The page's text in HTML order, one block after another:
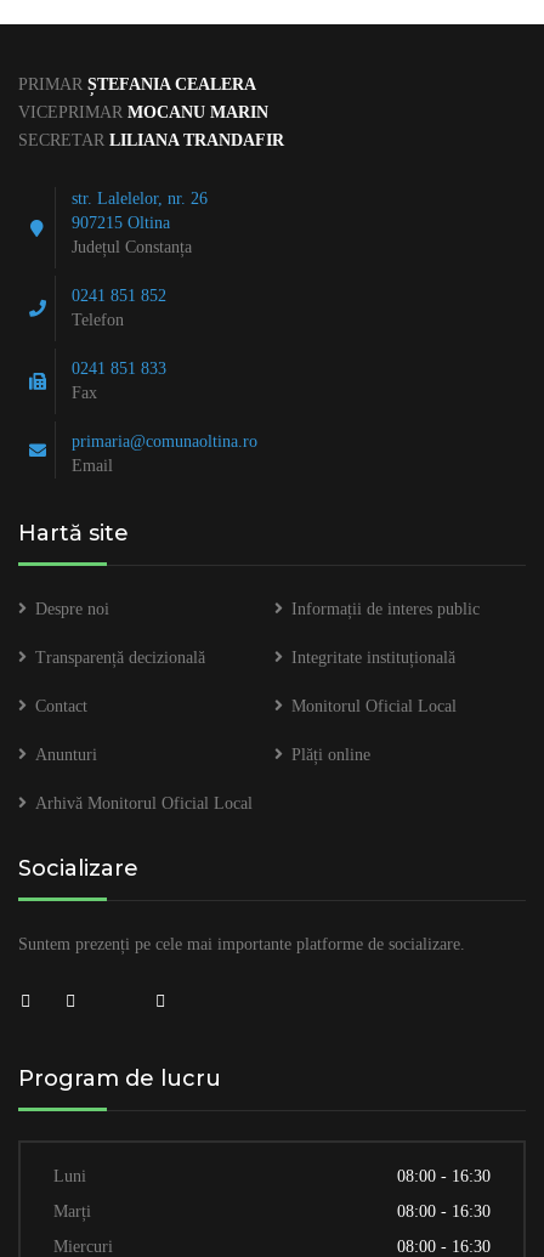
PRIMAR ȘTEFANIA CEALERA
VICEPRIMAR MOCANU MARIN
SECRETAR LILIANA TRANDAFIR
str. Lalelelor, nr. 26
907215 Oltina
Județul Constanța
0241 851 852
Telefon
0241 851 833
Fax
primaria@comunaoltina.ro
Email
Hartă site
Despre noi Informații de interes public
Transparență decizională Integritate instituțională
Contact Monitorul Oficial Local
Anunturi Plăți online
Arhivă Monitorul Oficial Local
Socializare
Suntem prezenți pe cele mai importante platforme de socializare.
Program de lucru
Luni
08:00 - 16:30
Marți
08:00 - 16:30
Miercuri
08:00 - 16:30